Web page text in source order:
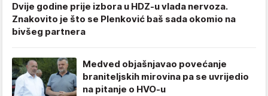
Dvije godine prije izbora u HDZ-u vlada nervoza.
Znakovito je što se Plenković baš sada okomio na
bivšeg partnera
Medved objašnjavao povećanje
braniteljskih mirovina pa se uvrijedio
na pitanje o HVO-u